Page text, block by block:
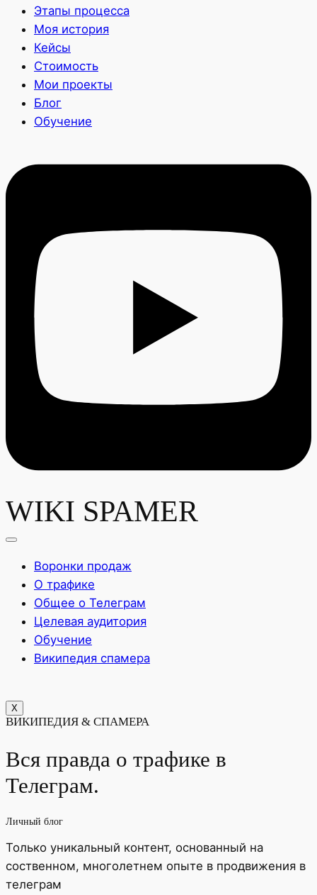
Этапы процесса
Моя история
Кейсы
Стоимость
Мои проекты
Блог
Обучение
WIKI SPAMER
Воронки продаж
О трафике
Общее о Телеграм
Целевая аудитория
Обучение
Википедия спамера
X
ВИКИПЕДИЯ & СПАМЕРА
Вся правда о трафике в
Телеграм.
Личный блог
Только уникальный контент, основанный на
соственном, многолетнем опыте в продвижения в
телеграм